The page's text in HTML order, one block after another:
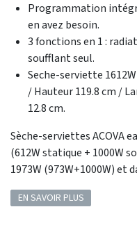
Programmation
en avez besoin.
3 fonctions en 1 :
soufflant seul.
Seche-serviette
/ Hauteur 119.8 cm /
12.8 cm.
Sèche-serviettes ACOVA
(612W statique + 1000W
1973W (973W+1000W) et
EN SAVOIR PLUS